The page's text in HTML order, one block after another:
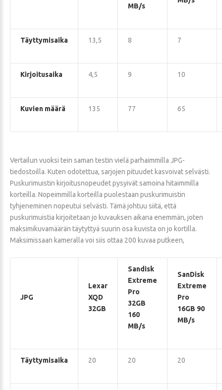
MB/s
Täyttymisaika 13,5 8 7
Kirjoitusaika 4,5 9 10
Kuvien määrä 135 77 65
Vertailun vuoksi tein saman testin vielä parhaimmilla JPG-
tiedostoilla. Kuten odotettua, sarjojen pituudet kasvoivat selvästi.
Puskurimuistin kirjoitusnopeudet pysyivät samoina hitaimmilla
korteilla. Nopeimmilla korteilla puolestaan puskurimuistin
tyhjeneminen nopeutui selvästi. Tämä johtuu siitä, että
puskurimuistia kirjoitetaan jo kuvauksen aikana enemmän, joten
maksimikuvamäärän täytyttyä suurin osa kuvista on jo kortilla.
Maksimissaan kameralla voi siis ottaa 200 kuvaa putkeen,
JPG
Lexar
XQD
32GB
Sandisk
Extreme
Pro
32GB
160
MB/s
SanDisk
Extreme
Pro
16GB 90
MB/s
Täyttymisaika 20 20 20